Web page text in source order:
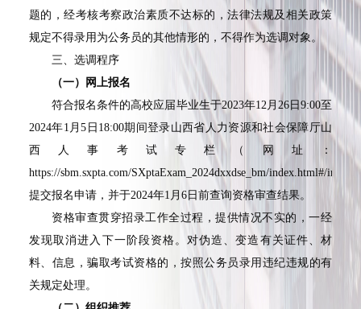
题的，经考核考察政治素质不达标的，法律法规及相关政策
规定不得录用为公务员的其他情形的，不得作为选调对象。
三、选调程序
（一）网上报名
符合报名条件的高校应届毕业生于2023年12月 26日 9:00至
2024年1 月5 日 18:00期间登录山西省人力资源和社会保障厅山
西人事考试专栏（网址：
https://sbm.sxpta.com/SXptaExam_2024dxxdse_bm/index.html#/index
提交报名申请，并于2024年1 月 6 日前查询资格审查结果。
资格审查贯穿招录工作全过程，提供情况不实的，一经
发现取消进入下一阶段资格。对伪造、变造有关证件、材
料、信息，骗取考试资格的，按照公务员录用违纪违规的有
关规定处理。